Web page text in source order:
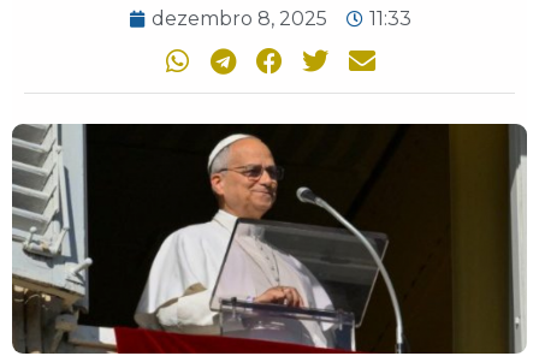
dezembro 8, 2025 11:33